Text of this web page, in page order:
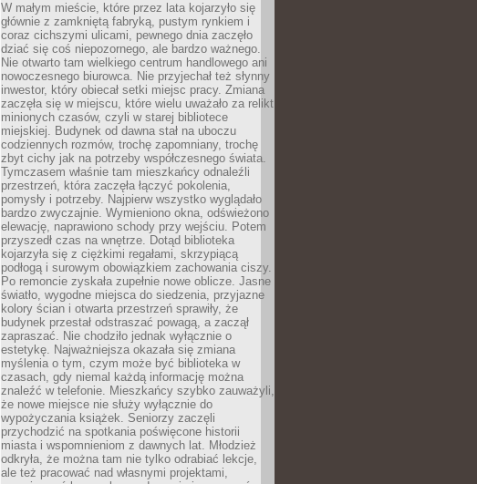
W małym mieście, które przez lata kojarzyło się
głównie z zamkniętą fabryką, pustym rynkiem i
coraz cichszymi ulicami, pewnego dnia zaczęło
dziać się coś niepozornego, ale bardzo ważnego.
Nie otwarto tam wielkiego centrum handlowego ani
nowoczesnego biurowca. Nie przyjechał też słynny
inwestor, który obiecał setki miejsc pracy. Zmiana
zaczęła się w miejscu, które wielu uważało za relikt
minionych czasów, czyli w starej bibliotece
miejskiej. Budynek od dawna stał na uboczu
codziennych rozmów, trochę zapomniany, trochę
zbyt cichy jak na potrzeby współczesnego świata.
Tymczasem właśnie tam mieszkańcy odnaleźli
przestrzeń, która zaczęła łączyć pokolenia,
pomysły i potrzeby. Najpierw wszystko wyglądało
bardzo zwyczajnie. Wymieniono okna, odświeżono
elewację, naprawiono schody przy wejściu. Potem
przyszedł czas na wnętrze. Dotąd biblioteka
kojarzyła się z ciężkimi regałami, skrzypiącą
podłogą i surowym obowiązkiem zachowania ciszy.
Po remoncie zyskała zupełnie nowe oblicze. Jasne
światło, wygodne miejsca do siedzenia, przyjazne
kolory ścian i otwarta przestrzeń sprawiły, że
budynek przestał odstraszać powagą, a zaczął
zapraszać. Nie chodziło jednak wyłącznie o
estetykę. Najważniejsza okazała się zmiana
myślenia o tym, czym może być biblioteka w
czasach, gdy niemal każdą informację można
znaleźć w telefonie. Mieszkańcy szybko zauważyli,
że nowe miejsce nie służy wyłącznie do
wypożyczania książek. Seniorzy zaczęli
przychodzić na spotkania poświęcone historii
miasta i wspomnieniom z dawnych lat. Młodzież
odkryła, że można tam nie tylko odrabiać lekcje,
ale też pracować nad własnymi projektami,